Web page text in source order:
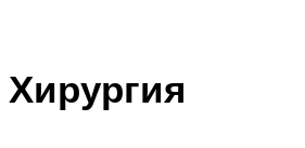
Хирургия